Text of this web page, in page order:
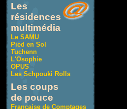
Les
résidences
multimédia
Le SAMU
Pied en Sol
Tuchenn
L'Osophie
OPUS
Les Schpouki Rolls
Les coups
de pouce
Française de Comptages